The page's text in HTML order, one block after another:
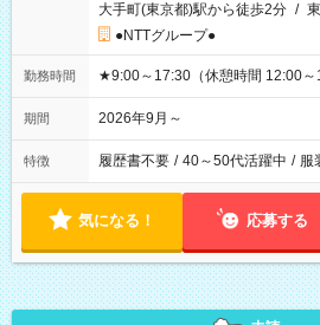
大手町(東京都)駅から徒歩2分 /
●NTTグループ●
勤務時間 ★9:00～17:30（休憩時間 12:00～
期間 2026年9月～
特徴 履歴書不要 / 40～50代活躍中 / 服
気になる！ 応募する